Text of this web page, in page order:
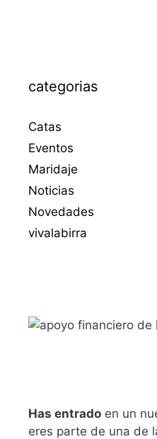
categorias
Catas
Eventos
Maridaje
Noticias
Novedades
vivalabirra
Has entrado en un
eres parte de una de